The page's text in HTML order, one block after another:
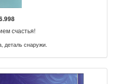
счастья!
деталь снаружи.